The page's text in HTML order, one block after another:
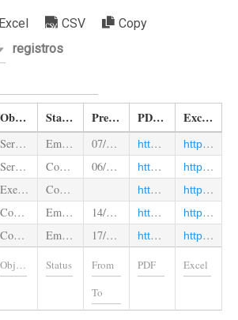
Excel CSV
Copy
registros
Objeto Status Previsão de Conclusão PDF Excel
Serviços Comuns de Engenharia de Serviços comuns de engenharia para manutenções e adequações nas instalações físicas do Tribunal de Contas do Estado do Amazonas – TCE/AM. Em execução 07/01/2024 https://transparencia.tce.am.gov.br/wp-content/uploads/2023/07/Item-10.2-HK-ATA-controlador.php_.pdf
https://transparencia.tce.am.gov.br/wp-content/uploads/2023/07/Item-10.2_-CT-HK-CT-Originla_ref.Ata-de-Registro-de-precos.xlsx
Serviços de reformas e instalações prediais, sistema de refrigeração e revestimentos, conforme descritos no Termo de Referência pertinente e seus anexos dos autos do Processo Sei n.1017/2023, conforme todas as exigências, itens, subitens, elementos, proje Concluído 06/08/2023 https://transparencia.tce.am.gov.br/wp-content/uploads/2023/07/Item-10.2-RP-Gab-Faban-etapa-ilovepdf_merged.pdf
https://transparencia.tce.am.gov.br/wp-content/uploads/2023/07/Item-10.2_-CT-Rp-da-Silva-Ref-de-Gab-Etapa2-PLANILHA-GERAL-MASTER.xlsx
Execução de acabamentos internos,com fornecimento e instalação de mobiliário, revestimento e acabamentos internos, conforme descritos no Termo de Referência pertinente e seus anexos. Concluído https://transparencia.tce.am.gov.br/wp-content/uploads/2023/07/Item-10.2-Arcanjo-Fabian-Etapa-2-controlador.php_.pdf
https://transparencia.tce.am.gov.br/wp-content/uploads/2023/07/Item-10.2_-Arcanjo-_-Contratacao-de-empres-_Mobiliario-Orcamento-Sintetico.xlsx
Contratação de pessoa jurídica especializada em Execução de serviços de infraestrutura – Poço de elevadores (Prédio Anexo), para execução indireta por tempo determinado e preço global, mediante contrato, para atender as necessidades do Tribunal de Contas Em execução 14/11/2023 https://transparencia.tce.am.gov.br/wp-content/uploads/2023/07/Item-10.2-RP-Contrato-Poco-do-elevador-controlador.php_.pdf
https://transparencia.tce.am.gov.br/wp-content/uploads/2023/07/item-10.2_-CT-RP-da-silva-_ORCAMENTO-SINTETICO-POCO-DO-ELEVADOR-TCE.xlsx
Contratação Emergencial por dispensa de licitação de pessoa jurídica especializada em prestação de serviços de reforma, impermeabilização e isolamento térmico da cobertura do prédio anexo. Em execução 17/11/2023 https://transparencia.tce.am.gov.br/wp-content/uploads/2023/10/TC105.2023-AVAL-PLANILHA-EXECUTADO.pdf https://transparencia.tce.am.gov.br/wp-content/uploads/2023/10/TC105.2023-AVAL-PLANILHA-CONTRATADA.xlsx